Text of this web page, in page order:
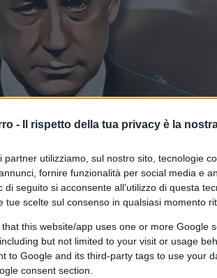
- Il rispetto della tua privacy è la
partner utilizziamo, sul nostro sito, tecnologie
fornire funzionalità per social media e
di seguito si acconsente all'utilizzo di questa
tue scelte sul consenso in qualsiasi momento
that this website/app uses one or more Google
but not limited to your visit or usage
to Google and its third-party tags to use your
consent section.
Canva.com